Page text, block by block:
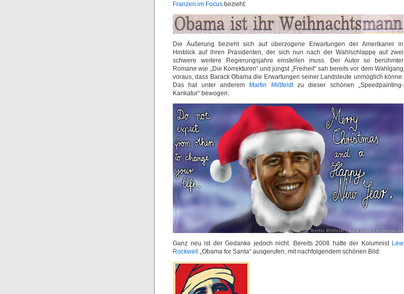
Franzen im Focus bezieht:
Die Äußerung bezieht sich auf überzogene Erwartungen der Amerikaner in
Hinblick auf ihren Präsidenten, der sich nun nach der Wahlschlappe auf zwei
schwere weitere Regierungsjahre einstellen muss. Der Autor so berühmter
Romane wie „Die Korrekturen“ und jüngst „Freiheit“ sah bereits vor dem Wahlgang
voraus, dass Barack Obama die Erwartungen seiner Landsleute unmöglich könne.
Das hat unter anderem
Martin Mißfeldtzu dieser schönen „Speedpainting-
Karikatur“ bewogen:
Ganz neu ist der Gedanke jedoch nicht: Bereits 2008 hatte der Kolumnist Lew
Rockwell
„Obama for Santa“ ausgerufen, mit nachfolgendem schönen Bild: